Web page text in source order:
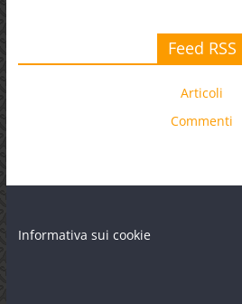
Feed RSS
Articoli
Commenti
Informativa sui cookie